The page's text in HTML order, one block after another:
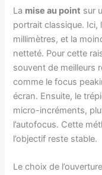
La mise au point sur
portrait classique. Ici,
millimètres, et la
netteté. Pour cette
souvent de meilleurs
comme le focus
écran. Ensuite, le
micro-incréments,
l’autofocus. Cette
l’objectif reste stable.
Le choix de